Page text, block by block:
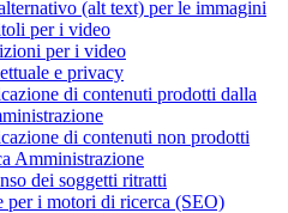
(alt text) per le immagini
per i video
per i video
e privacy
di contenuti prodotti dalla
di contenuti non prodotti
Amministrazione
dei soggetti ritratti
per i motori di ricerca (SEO)